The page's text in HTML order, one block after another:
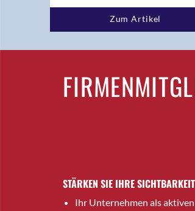
Zum Artikel
STÄRKEN SIE IHRE
Ihr Unternehmen als